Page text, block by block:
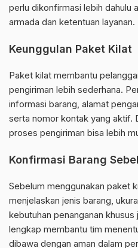
perlu dikonfirmasi lebih dahulu
armada dan ketentuan layanan.
Keunggulan Paket Kilat
Paket kilat membantu
pengiriman lebih sederhana.
informasi barang, alamat
serta nomor kontak yang aktif.
proses pengiriman bisa lebih
Konfirmasi Barang
Sebelum menggunakan paket
menjelaskan jenis barang,
kebutuhan penanganan
lengkap membantu tim
dibawa dengan aman dalam